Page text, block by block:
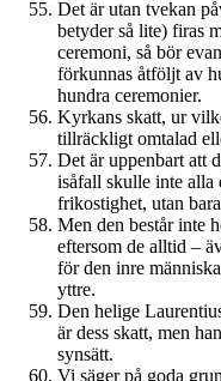
Det är utan tvekan
betyder så lite) firas
ceremoni, så bör
förkunnas åtföljt av
hundra ceremonier.
Kyrkans skatt, ur
tillräckligt omtalad
Det är uppenbart att
isåfall skulle inte alla
frikostighet, utan
Men den består inte
eftersom de alltid –
för den inre
yttre.
Den helige
är dess skatt, men
synsätt.
Vi säger på goda